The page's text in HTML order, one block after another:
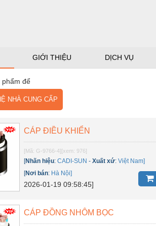
GIỚI THIỆU DỊCH VỤ
phẩm để
NHÀ CUNG CẤP
CÁP ĐIỀU KHIỂN
[Mã: G-9766-4] [xem: 976]
[Nhãn hiệu:CADI-SUN -Xuất xứ:Việt Nam]
[Nơi bán: Hà Nội]
2026-01-19 09:58:45]
CÁP ĐỒNG NHÔM BỌC